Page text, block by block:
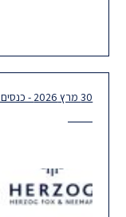
30 מרץ 2026 - כנסים ואירועים